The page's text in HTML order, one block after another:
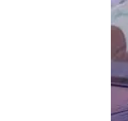
RISULTATI E CLASSIFICHE